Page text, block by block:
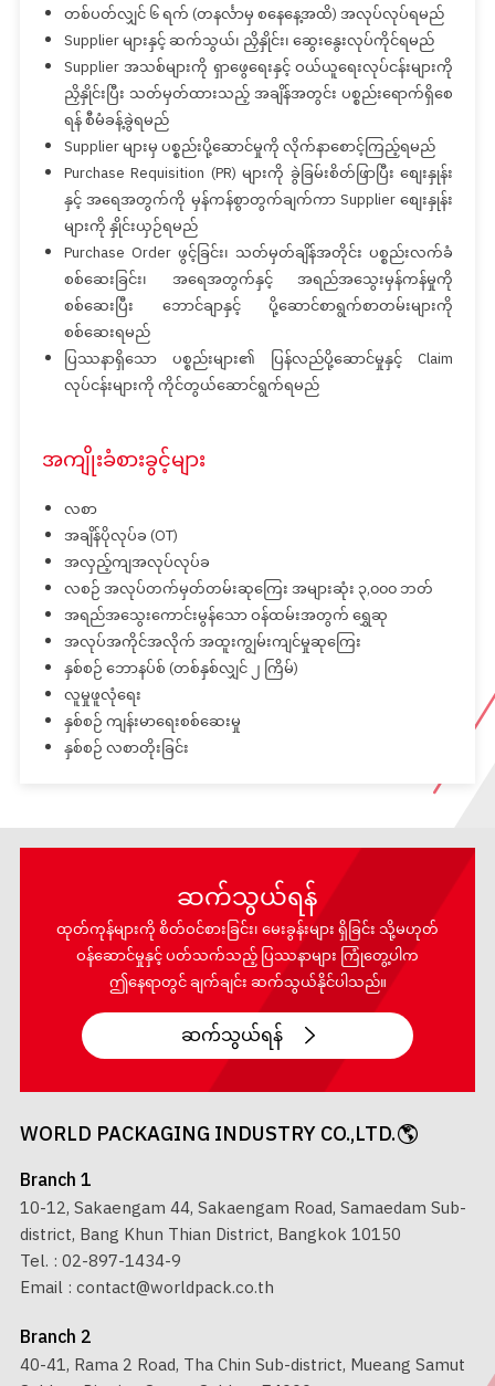
တစ်ပတ်လျှင် ၆ ရက် (တနင်္လာမှ စနေနေ့အထိ) အလုပ်လုပ်ရမည်
Supplier များနှင့် ဆက်သွယ်၊ ညှိနှိုင်း၊ ဆွေးနွေးလုပ်ကိုင်ရမည်
Supplier အသစ်များကို ရှာဖွေရေးနှင့် ဝယ်ယူရေးလုပ်ငန်းများကို
ညှိနှိုင်းပြီး သတ်မှတ်ထားသည့် အချိန်အတွင်း ပစ္စည်းရောက်ရှိစေ
ရန် စီမံခန့်ခွဲရမည်
Supplier များမှ ပစ္စည်းပို့ဆောင်မှုကို လိုက်နာစောင့်ကြည့်ရမည်
Purchase Requisition (PR) များကို ခွဲခြမ်းစိတ်ဖြာပြီး စျေးနှုန်း
နှင့် အရေအတွက်ကို မှန်ကန်စွာတွက်ချက်ကာ Supplier စျေးနှုန်း
များကို နှိုင်းယှဉ်ရမည်
Purchase Order ဖွင့်ခြင်း၊ သတ်မှတ်ချိန်အတိုင်း ပစ္စည်းလက်ခံ
စစ်ဆေးခြင်း၊ အရေအတွက်နှင့် အရည်အသွေးမှန်ကန်မှုကို
စစ်ဆေးပြီး ဘောင်ချာနှင့် ပို့ဆောင်စာရွက်စာတမ်းများကို
စစ်ဆေးရမည်
ပြဿနာရှိသော ပစ္စည်းများ၏ ပြန်လည်ပို့ဆောင်မှုနှင့် Claim
လုပ်ငန်းများကို ကိုင်တွယ်ဆောင်ရွက်ရမည်
အကျိုးခံစားခွင့်များ
လစာ
အချိန်ပိုလုပ်ခ (OT)
အလှည့်ကျအလုပ်လုပ်ခ
လစဉ် အလုပ်တက်မှတ်တမ်းဆုကြေး အများဆုံး ၃,၀၀၀ ဘတ်
အရည်အသွေးကောင်းမွန်သော ဝန်ထမ်းအတွက် ရွှေဆု
အလုပ်အကိုင်အလိုက် အထူးကျွမ်းကျင်မှုဆုကြေး
နှစ်စဉ် ဘောနပ်စ် (တစ်နှစ်လျှင် ၂ ကြိမ်)
လူမှုဖူလုံရေး
နှစ်စဉ် ကျန်းမာရေးစစ်ဆေးမှု
နှစ်စဉ် လစာတိုးခြင်း
ဆက်သွယ်ရန်
ထုတ်ကုန်များကို စိတ်ဝင်စားခြင်း၊ မေးခွန်းများ ရှိခြင်း သို့မဟုတ်
ဝန်ဆောင်မှုနှင့် ပတ်သက်သည့် ပြဿနာများ ကြုံတွေ့ပါက
ဤနေရာတွင် ချက်ချင်း ဆက်သွယ်နိုင်ပါသည်။
ဆက်သွယ်ရန်
WORLD PACKAGING INDUSTRY CO.,LTD.
Branch 1
10-12, Sakaengam 44, Sakaengam Road, Samaedam Sub-
district, Bang Khun Thian District, Bangkok 10150
Tel. : 02-897-1434-9
Email : contact@worldpack.co.th
Branch 2
40-41, Rama 2 Road, Tha Chin Sub-district, Mueang Samut